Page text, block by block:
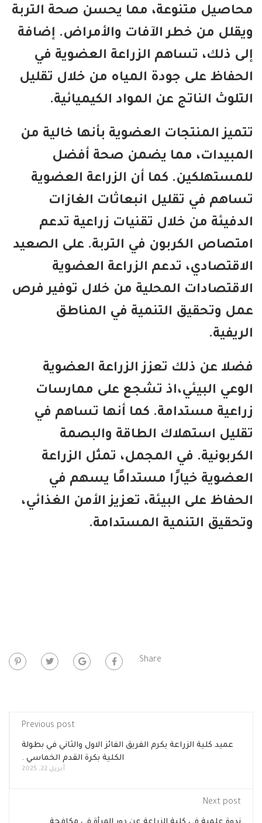
متنوعة، مما يحسن صحة التربة
من خطر الآفات والأمراض. إضافة
ذلك، تساهم الزراعة العضوية في
على جودة المياه من خلال تقليل
الناتج عن المواد الكيميائية.
المنتجات العضوية بأنها خالية من
مما يضمن صحة أفضل
كما أن الزراعة العضوية
في تقليل انبعاثات الغازات
من خلال تقنيات زراعية تدعم
الكربون في التربة. على الصعيد
تدعم الزراعة العضوية
المحلية من خلال توفير فرص
وتحقيق التنمية في المناطق
عن ذلك تعزز الزراعة العضوية
البيئي،اذ تشجع على ممارسات
مستدامة. كما أنها تساهم في
استهلاك الطاقة والبصمة
في المجمل، تمثل الزراعة
خيارًا مستدامًا يسهم في
على البيئة، تعزيز الأمن الغذائي،
التنمية المستدامة.
Share:
Previous post
عميد كلية الزراعة يكرم الفريق الفائز الاول والثاني في بطولة
الكلية بكرة القدم الخماسي .
Next post